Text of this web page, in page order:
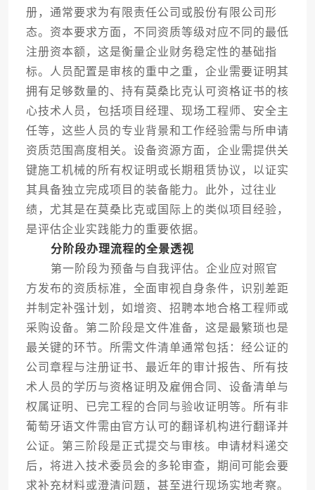
册，通常要求为有限责任公司或股份有限公司形
态。资本要求方面，不同资质等级对应不同的最低
注册资本额，这是衡量企业财务稳定性的基础指
标。人员配置是审核的重中之重，企业需要证明其
拥有足够数量的、持有莫桑比克认可资格证书的核
心技术人员，包括项目经理、现场工程师、安全主
任等，这些人员的专业背景和工作经验需与所申请
资质范围高度相关。设备资源方面，企业需提供关
键施工机械的所有权证明或长期租赁协议，以证实
其具备独立完成项目的装备能力。此外，过往业
绩，尤其是在莫桑比克或国际上的类似项目经验，
是评估企业实践能力的重要依据。
分阶段办理流程的全景透视
第一阶段为预备与自我评估。企业应对照官
方发布的资质标准，全面审视自身条件，识别差距
并制定补强计划，如增资、招聘本地合格工程师或
采购设备。第二阶段是文件准备，这是最繁琐也是
最关键的环节。所需文件清单通常包括：经公证的
公司章程与注册证书、最近年的审计报告、所有技
术人员的学历与资格证明及雇佣合同、设备清单与
权属证明、已完工程的合同与验收证明等。所有非
葡萄牙语文件需由官方认可的翻译机构进行翻译并
公证。第三阶段是正式提交与审核。申请材料递交
后，将进入技术委员会的多轮审查，期间可能会要
求补充材料或澄清问题，甚至进行现场实地考察。